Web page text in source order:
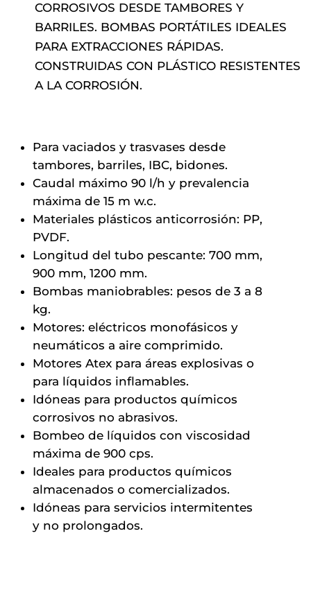
CORROSIVOS DESDE TAMBORES Y
BARRILES. BOMBAS PORTÁTILES IDEALES
PARA EXTRACCIONES RÁPIDAS.
CONSTRUIDAS CON PLÁSTICO RESISTENTES
A LA CORROSIÓN.
Para vaciados y trasvases desde
tambores, barriles, IBC, bidones.
Caudal máximo 90 l/h y prevalencia
máxima de 15 m w.c.
Materiales plásticos anticorrosión: PP,
PVDF.
Longitud del tubo pescante: 700 mm,
900 mm, 1200 mm.
Bombas maniobrables: pesos de 3 a 8
kg.
Motores: eléctricos monofásicos y
neumáticos a aire comprimido.
Motores Atex para áreas explosivas o
para líquidos inflamables.
Idóneas para productos químicos
corrosivos no abrasivos.
Bombeo de líquidos con viscosidad
máxima de 900 cps.
Ideales para productos químicos
almacenados o comercializados.
Idóneas para servicios intermitentes
y no prolongados.